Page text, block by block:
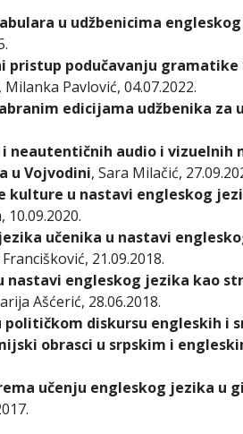
u udžbenicima
pristup podučavanju
, Milanka Pavlović, 04.07.2022.
edicijama udžbenika za
neautentičnih audio i
u Vojvodini, Sara Milačić,
kulture u nastavi engleskog
10.09.2020.
učenika u nastavi
21.09.2018.
nastavi engleskog jezika kao
Ašćerić, 28.06.2018.
diskursu engleskih i
obrasci u srpskim i
učenju engleskog jezika u